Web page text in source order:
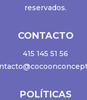
reservados.
CONTACTO
415 145 51 56
POLÍTICAS